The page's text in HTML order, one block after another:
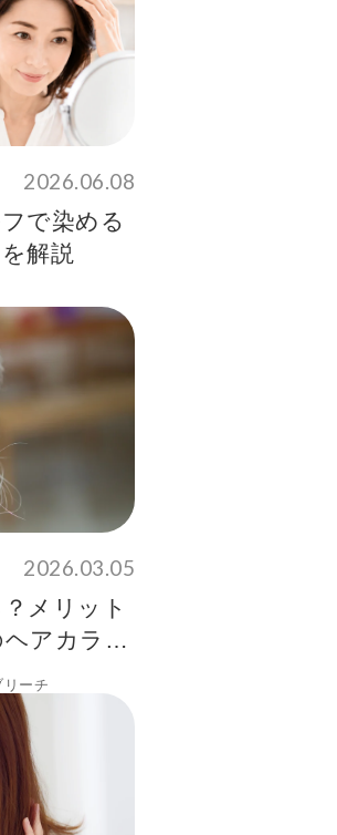
2026.06.08
で染める
解説
2026.03.05
メリット
アカラー
リーチ